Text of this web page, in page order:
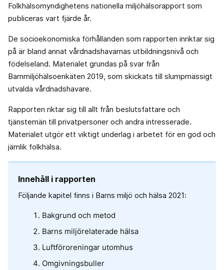
Folkhälsomyndighetens nationella miljöhälsorapport som
publiceras vart fjärde år.
De socioekonomiska förhållanden som rapporten inriktar sig
på är bland annat vårdnadshavarnas utbildningsnivå och
födelseland. Materialet grundas på svar från
Barnmiljöhälsoenkäten 2019, som skickats till slumpmässigt
utvalda vårdnadshavare.
Rapporten riktar sig till allt från beslutsfattare och
tjänstemän till privatpersoner och andra intresserade.
Materialet utgör ett viktigt underlag i arbetet för en god och
jämlik folkhälsa.
Innehåll i rapporten
Följande kapitel finns i Barns miljö och hälsa 2021:
Bakgrund och metod
Barns miljörelaterade hälsa
Luftföroreningar utomhus
Omgivningsbuller